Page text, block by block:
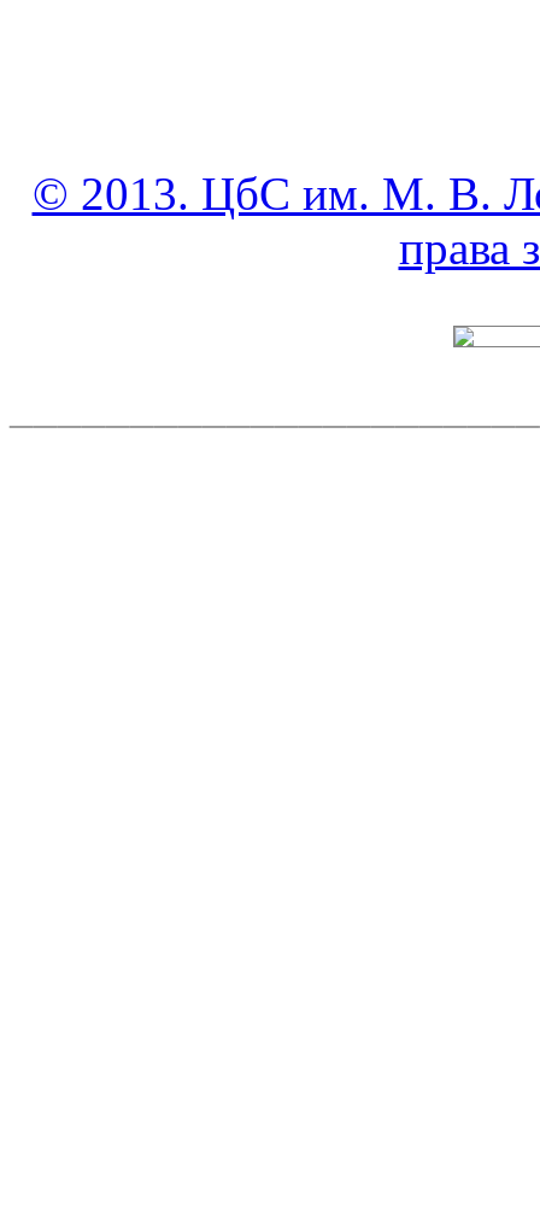
© 2013. ЦбС им. М. В.
права